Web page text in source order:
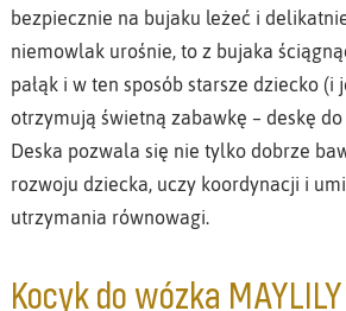
bezpiecznie na bujaku leżeć i
niemowlak urośnie, to z bujaka
pałąk i w ten sposób starsze dziecko (i
otrzymują świetną zabawkę – deskę
Deska pozwala się nie tylko dobrze
rozwoju dziecka, uczy koordynacji i
utrzymania równowagi.
Kocyk do wózka MAYLILY